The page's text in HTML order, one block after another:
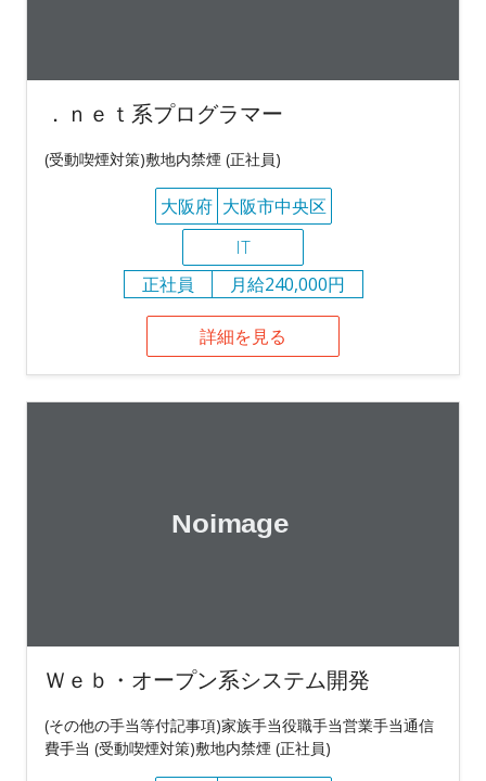
．ｎｅｔ系プログラマー
(受動喫煙対策)敷地内禁煙 (正社員)
大阪府 大阪市中央区
IT
正社員
月給240,000円
詳細を見る
Ｗｅｂ・オープン系システム開発
(その他の手当等付記事項)家族手当役職手当営業手当通信
費手当 (受動喫煙対策)敷地内禁煙 (正社員)